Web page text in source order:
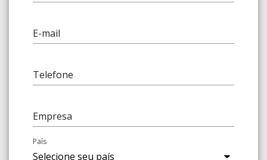
E-mail
Telefone
Empresa
País